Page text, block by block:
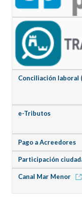
Conciliación laboral
e-Tributos
Pago a Acreedores
Participación
Canal Mar Menor